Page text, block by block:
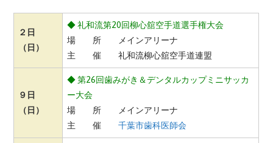
２日
（日）
◆ 礼和流第20回柳心舘空手道選手権大会
場 所 メインアリーナ
主 催 礼和流柳心舘空手道連盟
９日
（日）
◆ 第26回歯みがき＆デンタルカップミニサッカ
ー大会
場 所 メインアリーナ
主 催千葉市歯科医師会